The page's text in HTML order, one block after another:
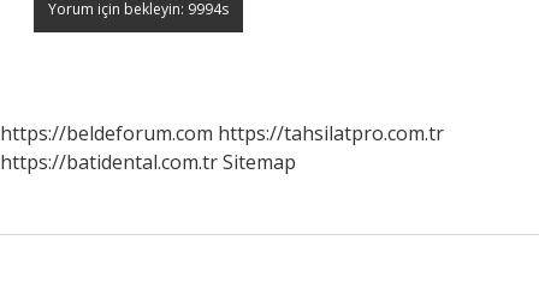
https://beldeforum.com https://tahsilatpro.com.tr
https://batidental.com.trSitemap